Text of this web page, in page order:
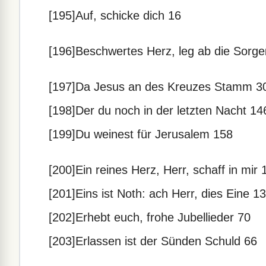
[195]Auf, schicke dich 16
[196]Beschwertes Herz, leg ab die
[197]Da Jesus an des Kreuzes Stamm
[198]Der du noch in der letzten Nacht
[199]Du weinest für Jerusalem 158
[200]Ein reines Herz, Herr, schaff in mir
[201]Eins ist Noth: ach Herr, dies Eine
[202]Erhebt euch, frohe Jubellieder 70
[203]Erlassen ist der Sünden Schuld 66